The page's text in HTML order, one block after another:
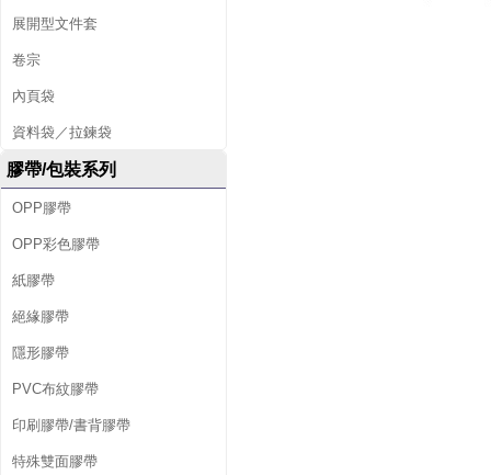
展開型文件套
卷宗
內頁袋
資料袋／拉鍊袋
膠帶/包裝系列
OPP膠帶
OPP彩色膠帶
紙膠帶
絕緣膠帶
隱形膠帶
PVC布紋膠帶
印刷膠帶/書背膠帶
特殊雙面膠帶